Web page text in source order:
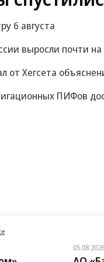
6 августа
выросли почти на
от Хегсета
ПИФов
05.08.2026